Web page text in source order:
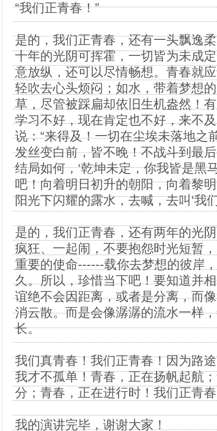
“我们正青春！”
是的，我们正青春，还有一头飘逸
十年的光阴可挥霍，一切皆为未成
意放纵，还可以尽情畅想。青春就
轻吹去心头烦闷；如水，带着梦想
草，尽管被踩扁却依旧生机盎然！
学习不好，现在肯定也不好，来不
说：“来得及！一切在尘埃未落地之
发丝变白前，皆不晚！不战斗到最
结局如何，‘乾坤未定，你我皆是黑
吧！向着明日初升的朝阳，向着黎
阳光下闪耀的露水，去喊，去叫‘我
是的，我们正青春，还有两年的光
疯狂、一起闹，不要抱怨时光短暂
重要的使命------载你去梦想的彼岸
久。所以，珍惜当下吧！要知道并
谊绝不会因距离，或者是分离，而
消云散。而是会像潺潺的流水一样
长。
我们真青春！我们正青春！因为路
我才不孤单！青春，正在扬帆起航
分；青春，正在进行时！我们正青
我的演讲完毕，谢谢大家！